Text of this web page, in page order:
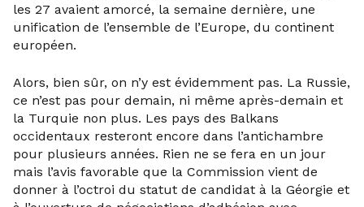
les 27 avaient amorcé, la semaine dernière, une
unification de l’ensemble de l’Europe, du continent
européen.
Alors, bien sûr, on n’y est évidemment pas. La Russie,
ce n’est pas pour demain, ni même après-demain et
la Turquie non plus. Les pays des Balkans
occidentaux resteront encore dans l’antichambre
pour plusieurs années. Rien ne se fera en un jour
mais l’avis favorable que la Commission vient de
donner à l’octroi du statut de candidat à la Géorgie et